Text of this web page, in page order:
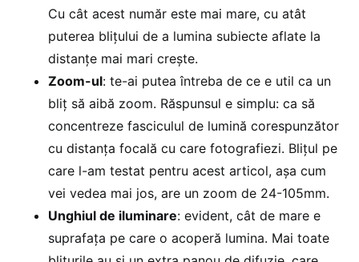
Cu cât acest număr este mai mare, cu atât
puterea blițului de a lumina subiecte aflate la
distanțe mai mari crește.
Zoom-ul: te-ai putea întreba de ce e util ca un
bliț să aibă zoom. Răspunsul e simplu: ca să
concentreze fasciculul de lumină corespunzător
cu distanța focală cu care fotografiezi. Blițul pe
care l-am testat pentru acest articol, așa cum
vei vedea mai jos, are un zoom de 24-105mm.
Unghiul de iluminare: evident, cât de mare e
suprafața pe care o acoperă lumina. Mai toate